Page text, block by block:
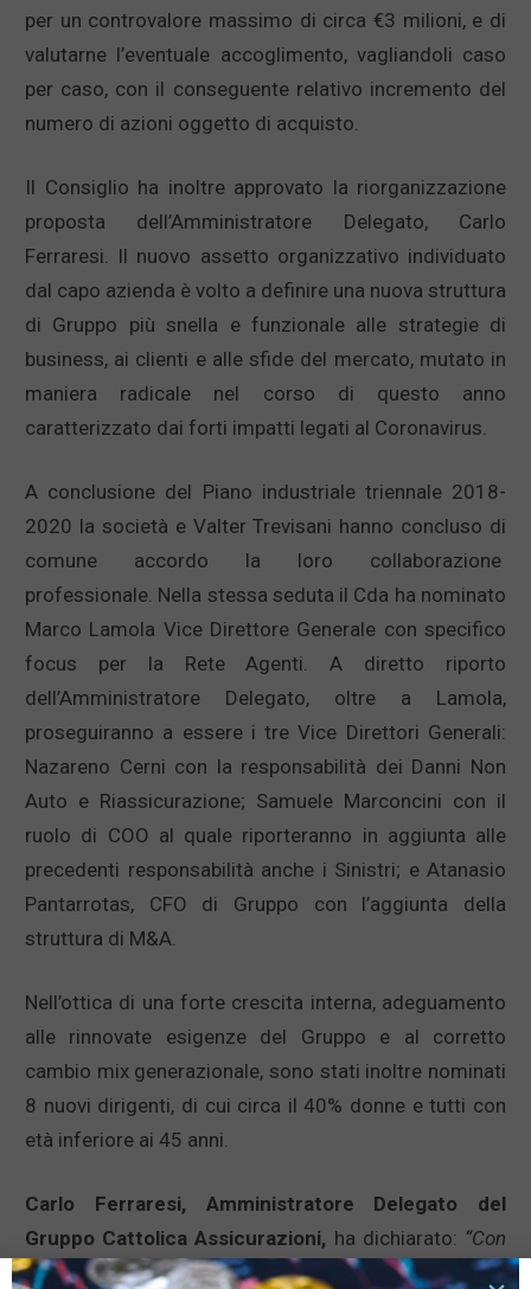
per un controvalore massimo di circa €3 milioni, e di
valutarne l’eventuale accoglimento, vagliandoli caso
per caso, con il conseguente relativo incremento del
numero di azioni oggetto di acquisto.
Il Consiglio ha inoltre approvato la riorganizzazione
proposta dell’Amministratore Delegato, Carlo
Ferraresi. Il nuovo assetto organizzativo individuato
dal capo azienda è volto a definire una nuova struttura
di Gruppo più snella e funzionale alle strategie di
business, ai clienti e alle sfide del mercato, mutato in
maniera radicale nel corso di questo anno
caratterizzato dai forti impatti legati al Coronavirus.
A conclusione del Piano industriale triennale 2018-
2020 la società e Valter Trevisani hanno concluso di
comune accordo la loro collaborazione
professionale. Nella stessa seduta il Cda ha nominato
Marco Lamola Vice Direttore Generale con specifico
focus per la Rete Agenti. A diretto riporto
dell’Amministratore Delegato, oltre a Lamola,
proseguiranno a essere i tre Vice Direttori Generali:
Nazareno Cerni con la responsabilità dei Danni Non
Auto e Riassicurazione; Samuele Marconcini con il
ruolo di COO al quale riporteranno in aggiunta alle
precedenti responsabilità anche i Sinistri; e Atanasio
Pantarrotas, CFO di Gruppo con l’aggiunta della
struttura di M&A.
Nell’ottica di una forte crescita interna, adeguamento
alle rinnovate esigenze del Gruppo e al corretto
cambio mix generazionale, sono stati inoltre nominati
8 nuovi dirigenti, di cui circa il 40% donne e tutti con
età inferiore ai 45 anni.
Carlo Ferraresi, Amministratore Delegato del
Gruppo Cattolica Assicurazioni, ha dichiarato: “Con
questa organizzazione abbiamo definito nuove linee